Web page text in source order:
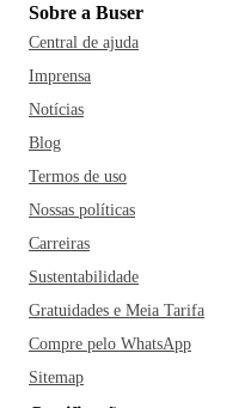
Sobre a Buser
Central de ajuda
Imprensa
Notícias
Blog
Termos de uso
Nossas políticas
Carreiras
Sustentabilidade
Gratuidades e Meia Tarifa
Compre pelo WhatsApp
Sitemap